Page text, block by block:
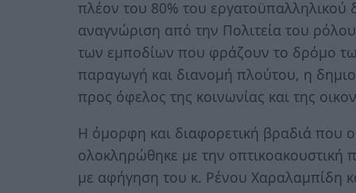
πλέον του 80% του εργατοϋπαλληλικού
αναγνώριση από την Πολιτεία του
των εμποδίων που φράζουν το δρόμο
παραγωγή και διανομή πλούτου, η
προς όφελος της κοινωνίας και της
Η όμορφη και διαφορετική βραδιά που
ολοκληρώθηκε με την οπτικοακουστική
με αφήγηση του κ. Ρένου Χαραλαμπίδη